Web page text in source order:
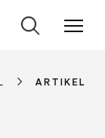
Zur
ARTIKEL